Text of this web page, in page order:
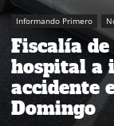
Informando Primero
Fiscalía
hospital a
accidente
Domingo